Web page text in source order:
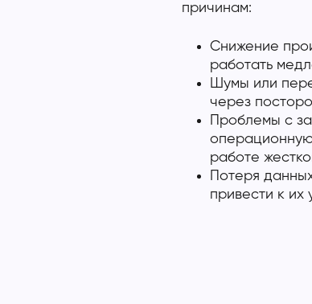
причинам:
Снижение
работать
Шумы или
через
Проблемы с
операционную
работе
Потеря
привести к их